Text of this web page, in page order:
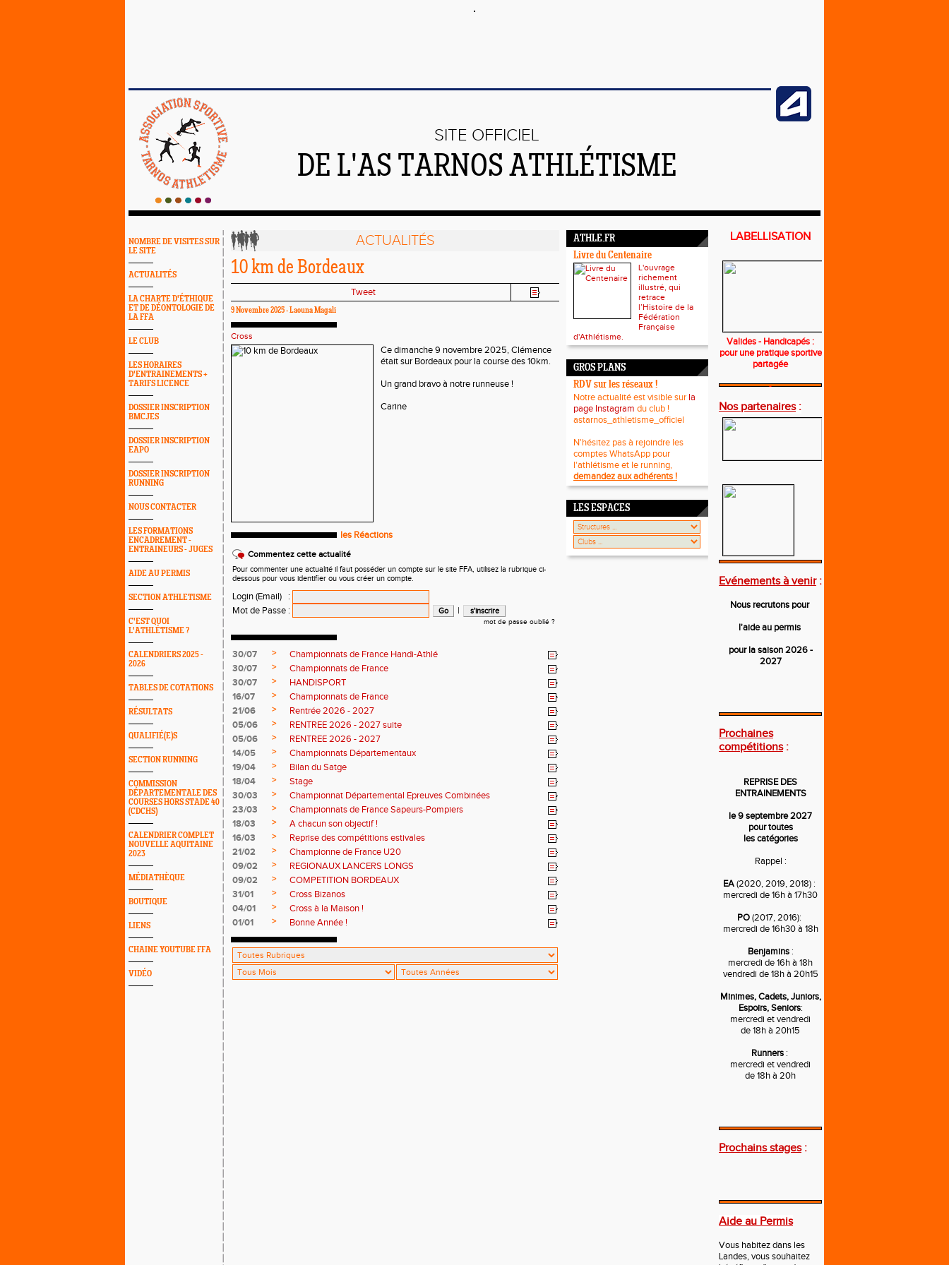
SITE OFFICIEL
DE L'AS TARNOS ATHLÉTISME
NOMBRE DE VISITES SUR
LE SITE
ACTUALITÉS
LA CHARTE D'ÉTHIQUE
ET DE DÉONTOLOGIE DE
LA FFA
LE CLUB
LES HORAIRES
D'ENTRAINEMENTS +
TARIFS LICENCE
DOSSIER INSCRIPTION
BMCJES
DOSSIER INSCRIPTION
EAPO
DOSSIER INSCRIPTION
RUNNING
NOUS CONTACTER
LES FORMATIONS
ENCADREMENT -
ENTRAINEURS - JUGES
AIDE AU PERMIS
SECTION ATHLETISME
C'EST QUOI
L'ATHLÉTISME ?
CALENDRIERS 2025 -
2026
TABLES DE COTATIONS
RÉSULTATS
QUALIFIÉ(E)S
SECTION RUNNING
COMMISSION
DÉPARTEMENTALE DES
COURSES HORS STADE 40
(CDCHS)
CALENDRIER COMPLET
NOUVELLE AQUITAINE
2023
MÉDIATHÈQUE
BOUTIQUE
LIENS
CHAINE YOUTUBE FFA
VIDÉO
ACTUALITÉS
10 km de Bordeaux
Tweet
9 Novembre 2025 - Laouna Magali
Cross
Ce dimanche 9 novembre 2025, Clémence
était sur Bordeaux pour la course des 10km.
Un grand bravo à notre runneuse !
Carine
les Réactions
Commentez cette actualité
Pour commenter une actualité il faut posséder un compte sur le site FFA, utilisez la rubrique ci-
dessous pour vous identifier ou vous créer un compte.
Login (Email)
:
Mot de Passe : |
mot de passe oublié ?
30/07 >
Championnats de France Handi-Athlé
30/07
>
Championnats de France
30/07
>
HANDISPORT
16/07
>
Championnats de France
21/06
>
Rentrée 2026 - 2027
05/06
>
RENTREE 2026 - 2027 suite
05/06
>
RENTREE 2026 - 2027
14/05
>
Championnats Départementaux
19/04
>
Bilan du Satge
18/04
>
Stage
30/03
>
Championnat Départemental Epreuves Combinées
23/03
>
Championnats de France Sapeurs-Pompiers
18/03
>
A chacun son objectif !
16/03
>
Reprise des compétitions estivales
21/02
>
Championne de France U20
09/02
>
REGIONAUX LANCERS LONGS
09/02
>
COMPETITION BORDEAUX
31/01
>
Cross Bizanos
04/01
>
Cross à la Maison !
01/01
> Bonne Année !
ATHLE.FR
Livre du Centenaire
L'ouvrage
richement
illustré, qui
retrace
l’Histoire de la
Fédération
Française
d'Athlétisme.
GROS PLANS
RDV sur les réseaux !
Notre actualité est visible sur la
page Instagram du club !
astarnos_athletisme_officiel
N'hésitez pas à rejoindre les
comptes WhatsApp pour
l'athlétisme et le running,
demandez aux adhérents !
LES ESPACES
LABELLISATION
Valides - Handicapés :
pour une pratique sportive
partagée
Nos partenaires:
Evénements à venir:
Nous recrutons pour
l'aide au permis
pour la saison 2026 -
2027
Prochaines
compétitions:
REPRISE DES
ENTRAINEMENTS
le 9 septembre 2027
pour toutes
les catégories
Rappel :
EA(2020, 2019, 2018) :
mercredi de 16h à 17h30
PO(2017, 2016):
mercredi de 16h30 à 18h
Benjamins:
mercredi de 16h à 18h
vendredi de 18h à 20h15
Minimes, Cadets, Juniors,
Espoirs, Seniors:
mercredi et vendredi
de 18h à 20h15
Runners:
mercredi et vendredi
de 18h à 20h
Prochains stages:
---
Aide au Permis
Vous habitez dans les
Landes, vous souhaitez